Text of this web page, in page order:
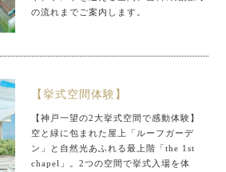
の流れまでご案内します。
【挙式空間体験】
【神戸一望の2大挙式空間で感動体験】
空と緑に包まれた屋上「ルーフガーデ
ン」と自然光あふれる最上階「the 1st
chapel」。2つの空間で挙式入場を体